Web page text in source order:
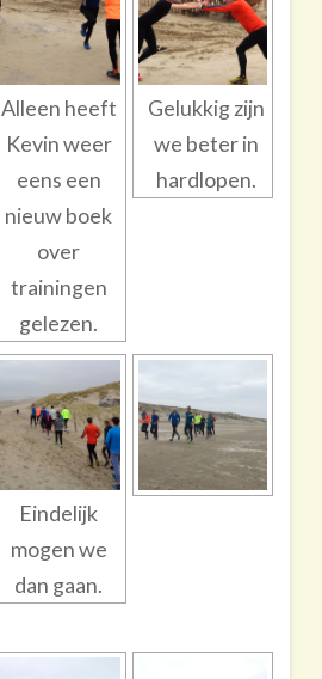
Alleen heeft
Kevin weer
eens een
nieuw boek
over
trainingen
gelezen.
Gelukkig zijn
we beter in
hardlopen.
Eindelijk
mogen we
dan gaan.